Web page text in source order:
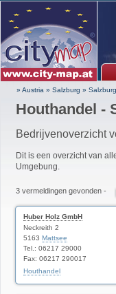
» Austria » Salzburg »
Houthandel -
Bedrijvenoverzicht
Dit is een overzicht van
Umgebung.
3 vermeldingen gevonden -
Huber Holz GmbH
Neckreith 2
5163 Mattsee
Tel.: 06217 29000
Fax: 06217 290017
Houthandel